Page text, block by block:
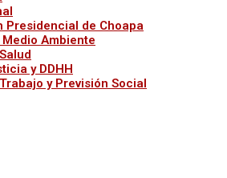
Presidencial de Choapa
Ambiente
y DDHH
y Previsión Social